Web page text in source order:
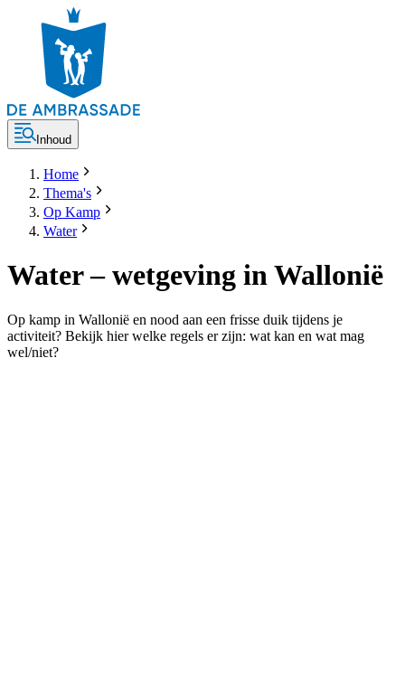
Inhoud
Home
Thema's
Op Kamp
Water
Water – wetgeving in Wallonië
Op kamp in Wallonië en nood aan een frisse duik tijdens je
activiteit? Bekijk hier welke regels er zijn: wat kan en wat mag
wel/niet?